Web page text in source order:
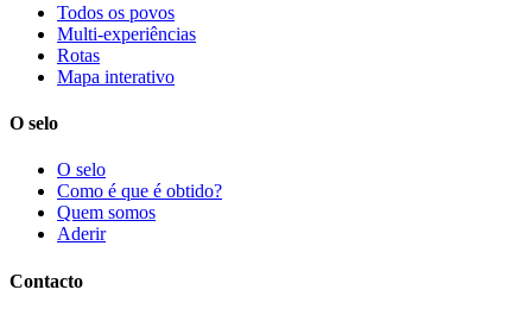
Todos os povos
Multi-experiências
Rotas
Mapa interativo
O selo
O selo
Como é que é obtido?
Quem somos
Aderir
Contacto